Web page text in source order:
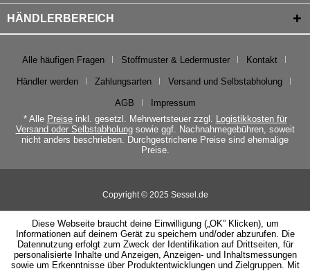
HÄNDLERBEREICH
Alle häufigen Fragen Stoffmuster & Ledermuster Kontakt
Händler werden Zahlungsarten Versand und Selbstabholung
AGB
Impressum
* Alle Preiseinkl. gesetzl. Mehrwertsteuer zzgl. Logistikkosten für
Versand oder Selbstabholungsowie ggf. Nachnahmegebühren, soweit
nicht anders beschrieben. Durchgestrichene Preise sind ehemalige
Preise.
Copyright © 2025 Sessel.de
Diese Webseite braucht deine Einwilligung („OK” Klicken), um
Informationen auf deinem Gerät zu speichern und/oder abzurufen. Die
Datennutzung erfolgt zum Zweck der Identifikation auf Drittseiten, für
personalisierte Inhalte und Anzeigen, Anzeigen- und Inhaltsmessungen
sowie um Erkenntnisse über Produktentwicklungen und Zielgruppen. Mit